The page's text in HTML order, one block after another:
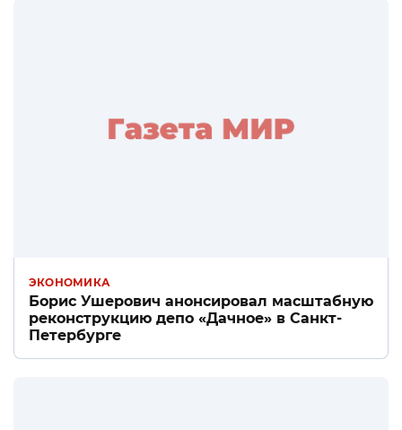
ЭКОНОМИКА
Борис Ушерович анонсировал масштабную
реконструкцию депо «Дачное» в Санкт-
Петербурге